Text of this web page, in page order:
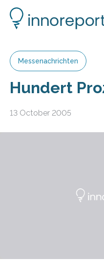
Messenachrichten
Hundert
13 October 2005